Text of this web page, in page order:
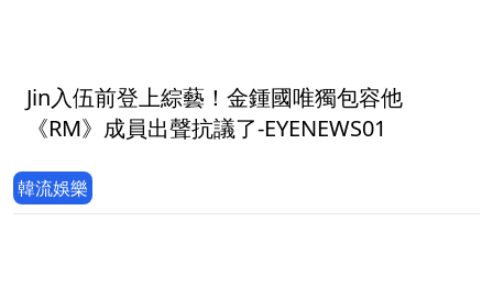
Jin入伍前登上綜藝！金鍾國唯獨包容他
《RM》成員出聲抗議了-EYENEWS01
韓流娛樂